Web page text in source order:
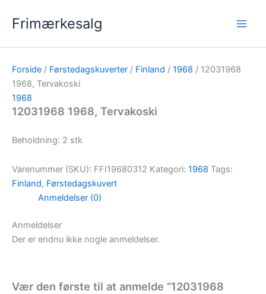
Frimærkesalg
Forside / Førstedagskuverter / Finland / 1968 / 12031968
1968, Tervakoski
1968
12031968 1968, Tervakoski
Beholdning: 2 stk
Varenummer (SKU): FFI19680312 Kategori: 1968 Tags:
Finland, Førstedagskuvert
Anmeldelser (0)
Anmeldelser
Der er endnu ikke nogle anmeldelser.
Vær den første til at anmelde “12031968